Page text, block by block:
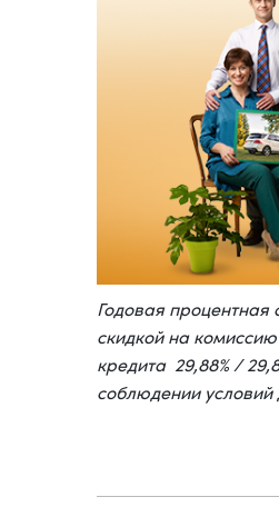
Годовая
скидкой на
кредита 29,88% /
соблюдении условий